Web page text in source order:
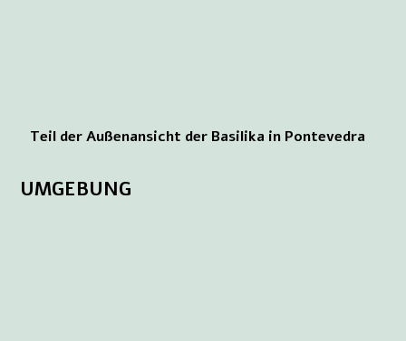
Teil der Außenansicht der Basilika in Pontevedra
UMGEBUNG